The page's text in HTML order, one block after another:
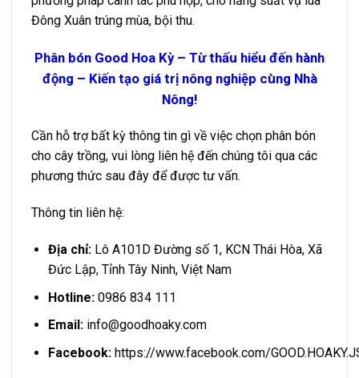
Đông Xuân trúng mùa, bội thu.
Phân bón Good Hoa Kỳ – Từ thấu hiểu đến hành
động – Kiến tạo giá trị nông nghiệp cùng Nhà
Nông!
Cần hỗ trợ bất kỳ thông tin gì về việc chọn phân bón
cho cây trồng, vui lòng liên hệ đến chúng tôi qua các
phương thức sau đây để được tư vấn.
Thông tin liên hệ:
Địa chỉ:Lô A101D Đường số 1, KCN Thái Hòa, Xã
Đức Lập, Tỉnh Tây Ninh, Việt Nam
Hotline:0986 834 111
Email:info@goodhoaky.com
Facebook:https://www.facebook.com/